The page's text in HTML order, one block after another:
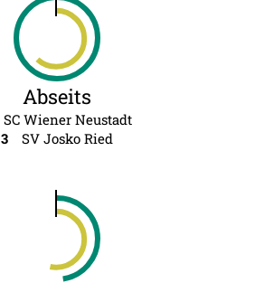
Abseits
SC Wiener Neustadt
3
SV Josko Ried